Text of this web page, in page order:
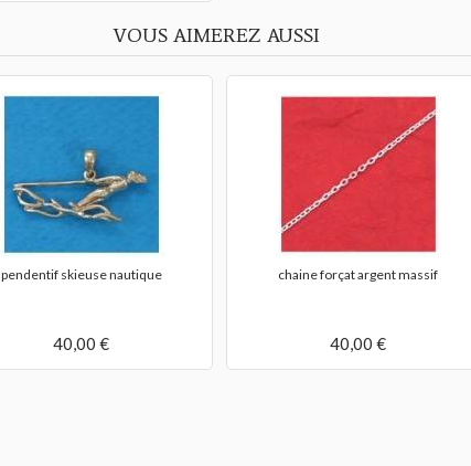
VOUS AIMEREZ AUSSI
pendentif skieuse nautique
40,00 €
chaine forçat argent massif
40,00 €